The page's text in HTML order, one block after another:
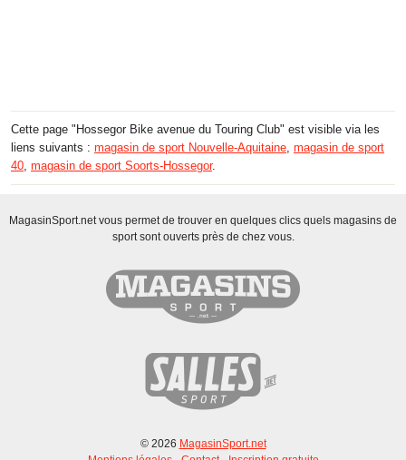
Cette page "Hossegor Bike avenue du Touring Club" est visible via les
liens suivants : magasin de sport Nouvelle-Aquitaine, magasin de sport
40, magasin de sport Soorts-Hossegor.
MagasinSport.net vous permet de trouver en quelques clics quels magasins de
sport sont ouverts près de chez vous.
© 2026 MagasinSport.net